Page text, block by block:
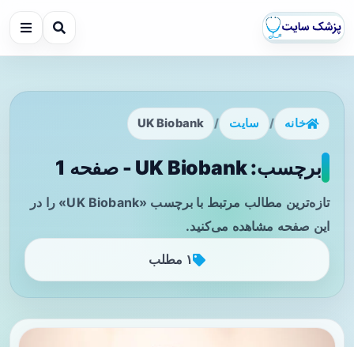
خانه / سایت /
UK Biobank
برچسب: UK Biobank - صفحه 1
تازه‌ترین مطالب مرتبط با برچسب «UK Biobank» را در
این صفحه مشاهده می‌کنید.
۱ مطلب